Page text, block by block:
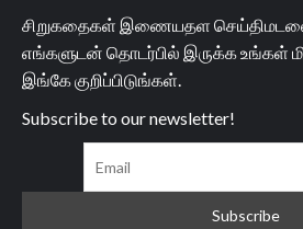
சிறுகதைகள் இணையதள
எங்களுடன் தொடர்பில் இருக்க உங்கள்
இங்கே குறிப்பிடுங்கள்.
Subscribe to our newsletter!